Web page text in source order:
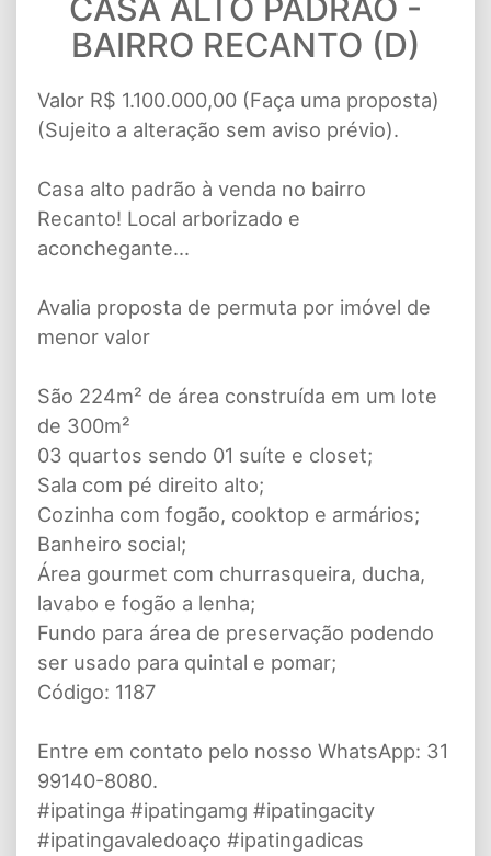
CASA ALTO PADRÃO -
BAIRRO RECANTO (D)
Valor R$ 1.100.000,00 (Faça uma proposta)
(Sujeito a alteração sem aviso prévio).
Casa alto padrão à venda no bairro
Recanto! Local arborizado e
aconchegante...
Avalia proposta de permuta por imóvel de
menor valor
São 224m² de área construída em um lote
de 300m²
03 quartos sendo 01 suíte e closet;
Sala com pé direito alto;
Cozinha com fogão, cooktop e armários;
Banheiro social;
Área gourmet com churrasqueira, ducha,
lavabo e fogão a lenha;
Fundo para área de preservação podendo
ser usado para quintal e pomar;
Código: 1187
Entre em contato pelo nosso WhatsApp: 31
99140-8080.
#ipatinga #ipatingamg #ipatingacity
#ipatingavaledoaço #ipatingadicas